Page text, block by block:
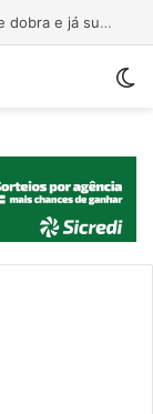
Importação de veículos chineses mais que dobra e já supera metade das compras externas do Brasil